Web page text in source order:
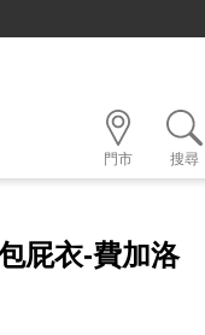
門市 搜尋
屁衣-費加洛